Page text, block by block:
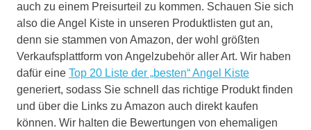
auch zu einem Preisurteil zu kommen. Schauen Sie sich
also die Angel Kiste in unseren Produktlisten gut an,
denn sie stammen von Amazon, der wohl größten
Verkaufsplattform von Angelzubehör aller Art. Wir haben
dafür eine Top 20 Liste der „besten“ Angel Kiste
generiert, sodass Sie schnell das richtige Produkt finden
und über die Links zu Amazon auch direkt kaufen
können. Wir halten die Bewertungen von ehemaligen